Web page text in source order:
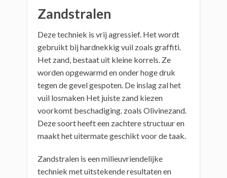
Zandstralen
Deze techniek is vrij agressief. Het wordt
gebruikt bij hardnekkig vuil zoals graffiti.
Het zand, bestaat uit kleine korrels. Ze
worden opgewarmd en onder hoge druk
tegen de gevel gespoten. De inslag zal het
vuil losmaken Het juiste zand kiezen
voorkomt beschadiging. zoals Olivinezand.
Deze soort heeft een zachtere structuur en
maakt het uitermate geschikt voor de taak.
Zandstralen is een milieuvriendelijke
techniek met uitstekende resultaten en